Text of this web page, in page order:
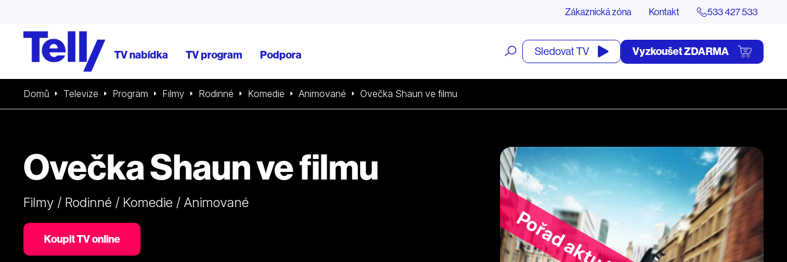
Zákaznická zóna Kontakt 533 427 533
TV nabídka TV program Podpora
Otevřít
vyhledávání
Sledovat TV Vyzkoušet ZDARMA
Domů Televize Program Filmy Rodinné Komedie Animované Ovečka Shaun ve filmu
Ovečka Shaun ve filmu
Filmy / Rodinné / Komedie / Animované
Koupit TV online